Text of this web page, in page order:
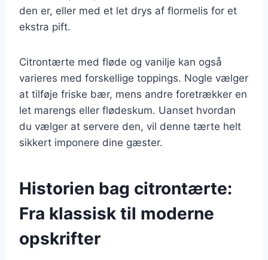
den er, eller med et let drys af flormelis for et
ekstra pift.
Citrontærte med fløde og vanilje kan også
varieres med forskellige toppings. Nogle vælger
at tilføje friske bær, mens andre foretrækker en
let marengs eller flødeskum. Uanset hvordan
du vælger at servere den, vil denne tærte helt
sikkert imponere dine gæster.
Historien bag citrontærte:
Fra klassisk til moderne
opskrifter